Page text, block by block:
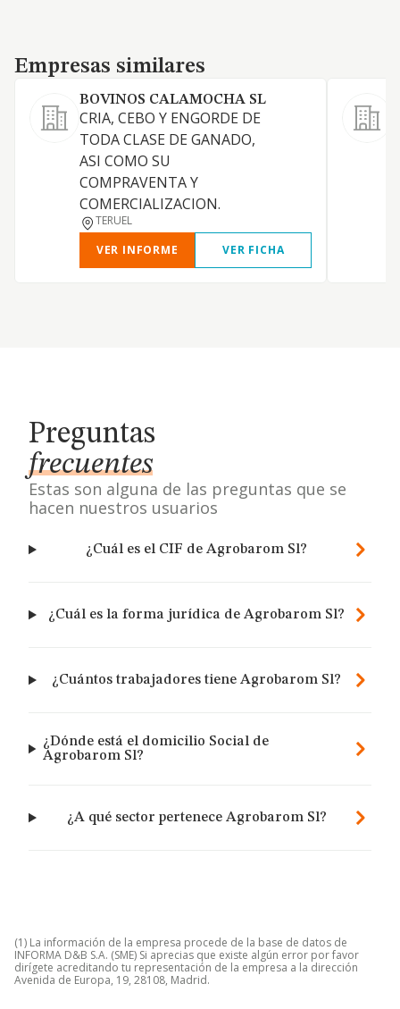
Empresas similares
Empresas similares
BOVINOS CALAMOCHA SL
CRIA, CEBO Y ENGORDE DE
TODA CLASE DE GANADO,
ASI COMO SU
COMPRAVENTA Y
COMERCIALIZACION.
TERUEL
VER INFORME
VER FICHA
Preguntas
frecuentes
Estas son alguna de las preguntas que se
hacen nuestros usuarios
¿Cuál es el CIF de Agrobarom Sl?
¿Cuál es la forma jurídica de Agrobarom Sl?
¿Cuántos trabajadores tiene Agrobarom Sl?
¿Dónde está el domicilio Social de
Agrobarom Sl?
¿A qué sector pertenece Agrobarom Sl?
(1) La información de la empresa procede de la base de datos de
INFORMA D&B S.A. (SME) Si aprecias que existe algún error por favor
dirígete acreditando tu representación de la empresa a la dirección
Avenida de Europa, 19, 28108, Madrid.